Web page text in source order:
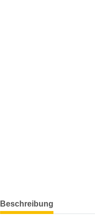
weitere Registerkarten
Beschreibung